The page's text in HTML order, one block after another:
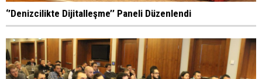
‘’Denizcilikte Dijitalleşme’’ Paneli Düzenlendi